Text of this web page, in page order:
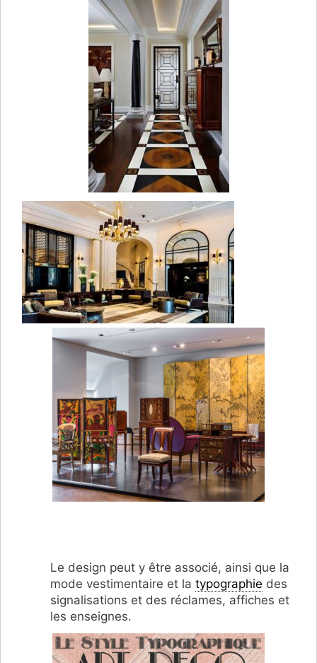
Le design peut y être associé, ainsi que la
mode vestimentaire et la typographie des
signalisations et des réclames, affiches et
les enseignes.